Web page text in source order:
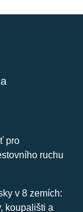
pro
ruchu
v 8 zemích:
koupališti a